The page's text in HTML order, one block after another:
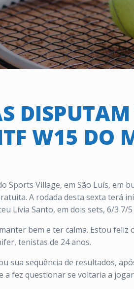
W15 DO
Village, em São Luís, em
A rodada desta sexta terá
Lívia Santo, em dois sets, 6/3
bem e ter calma. Estou
tenistas de 24 anos.
sua sequência de resultados,
a fez questionar se voltaria a